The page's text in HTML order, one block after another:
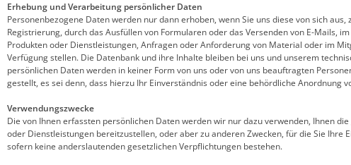
Erhebung und Verarbeitung persönlicher Daten
Personenbezogene Daten werden nur dann erhoben, wenn Sie uns diese von sich aus,
Registrierung, durch das Ausfüllen von Formularen oder das Versenden von E-Mails,
Produkten oder Dienstleistungen, Anfragen oder Anforderung von Material oder im
Verfügung stellen. Die Datenbank und ihre Inhalte bleiben bei uns und unserem
persönlichen Daten werden in keiner Form von uns oder von uns beauftragten
gestellt, es sei denn, dass hierzu Ihr Einverständnis oder eine behördliche Anordnung
Verwendungszwecke
Die von Ihnen erfassten persönlichen Daten werden wir nur dazu verwenden, Ihnen
oder Dienstleistungen bereitzustellen, oder aber zu anderen Zwecken, für die Sie Ihre
sofern keine anderslautenden gesetzlichen Verpflichtungen bestehen.